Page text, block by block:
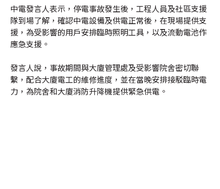
中電發言人表示，停電事故發生後，工程人員及社區支援
隊到場了解，確認中電設備及供電正常後，在現場提供支
援，為受影響的用戶安排臨時照明工具，以及流動電池作
應急支援。
發言人說，事故期間與大廈管理處及受影響院舍密切聯
繫，配合大廈電工的維修進度，並在當晚安排接駁臨時電
力，為院舍和大廈消防升降機提供緊急供電。